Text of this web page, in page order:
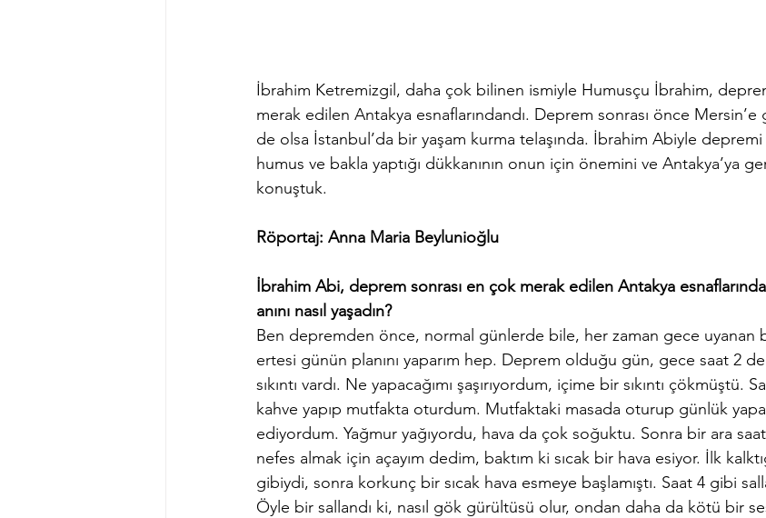
İbrahim Ketremizgil, daha çok bilinen ismiyle Humusçu İbrahim,
merak edilen Antakya esnaflarındandı. Deprem sonrası önce
de olsa İstanbul’da bir yaşam kurma telaşında. İbrahim Abiyle depremi
humus ve bakla yaptığı dükkanının onun için önemini ve Antakya’ya
konuştuk.
Röportaj: Anna Maria Beylunioğlu
İbrahim Abi, deprem sonrası en çok merak edilen Antakya
anını nasıl yaşadın?
Ben depremden önce, normal günlerde bile, her zaman gece uyanan
ertesi günün planını yaparım hep. Deprem olduğu gün, gece saat 2
sıkıntı vardı. Ne yapacağımı şaşırıyordum, içime bir sıkıntı çökmüştü.
kahve yapıp mutfakta oturdum. Mutfaktaki masada oturup günlük
ediyordum. Yağmur yağıyordu, hava da çok soğuktu. Sonra bir ara
nefes almak için açayım dedim, baktım ki sıcak bir hava esiyor. İlk
gibiydi, sonra korkunç bir sıcak hava esmeye başlamıştı. Saat 4 gibi
Öyle bir sallandı ki, nasıl gök gürültüsü olur, ondan daha da kötü bir